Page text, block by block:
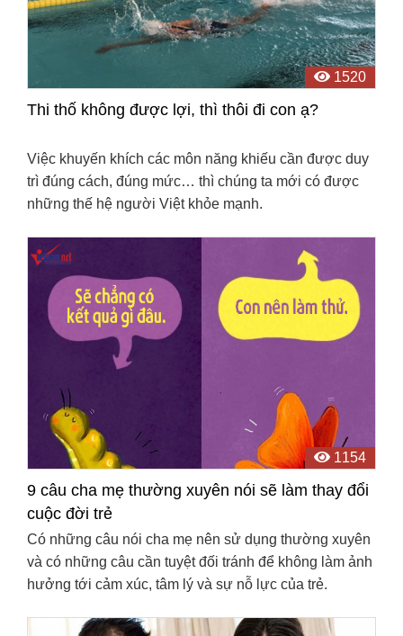
1520
Thi thố không được lợi, thì thôi đi con ạ?
Việc khuyến khích các môn năng khiếu cần được duy
trì đúng cách, đúng mức… thì chúng ta mới có được
những thế hệ người Việt khỏe mạnh.
1154
9 câu cha mẹ thường xuyên nói sẽ làm thay đổi
cuộc đời trẻ
Có những câu nói cha mẹ nên sử dụng thường xuyên
và có những câu cần tuyệt đối tránh để không làm ảnh
hưởng tới cảm xúc, tâm lý và sự nỗ lực của trẻ.